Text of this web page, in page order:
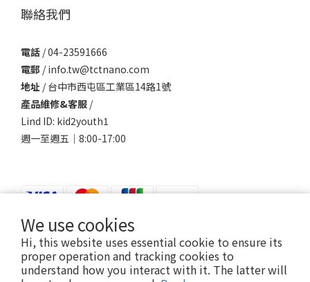
We use cookies
Hi, this website uses essential cookie to ensure its
proper operation and tracking cookies to
understand how you interact with it. The latter will
聯絡我們
電話 / 04-23591666
電郵 / info.tw@tctnano.com
地址 / 台中市西屯區工業區14路1號
產品維修&客服 /
Lind ID: kid2youth1
週一至週五｜8:00-17:00
$ TWD English